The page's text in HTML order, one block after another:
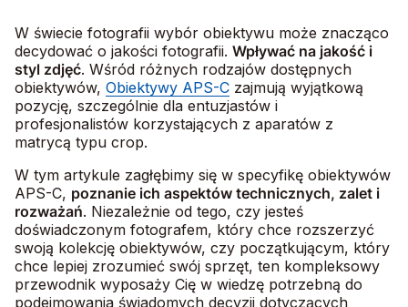
W świecie fotografii wybór obiektywu może znacząco
decydować o jakości fotografii. Wpływać na jakość i
styl zdjęć. Wśród różnych rodzajów dostępnych
obiektywów, Obiektywy APS-C zajmują wyjątkową
pozycję, szczególnie dla entuzjastów i
profesjonalistów korzystających z aparatów z
matrycą typu crop.
W tym artykule zagłębimy się w specyfikę obiektywów
APS-C, poznanie ich aspektów technicznych, zalet i
rozważań. Niezależnie od tego, czy jesteś
doświadczonym fotografem, który chce rozszerzyć
swoją kolekcję obiektywów, czy początkującym, który
chce lepiej zrozumieć swój sprzęt, ten kompleksowy
przewodnik wyposaży Cię w wiedzę potrzebną do
podejmowania świadomych decyzji dotyczących